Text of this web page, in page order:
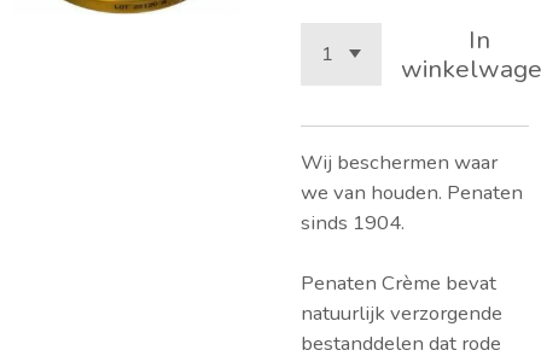
In
Wij beschermen waar
we van houden. Penaten
sinds 1904.
Penaten Crème bevat
natuurlijk verzorgende
bestanddelen dat rode